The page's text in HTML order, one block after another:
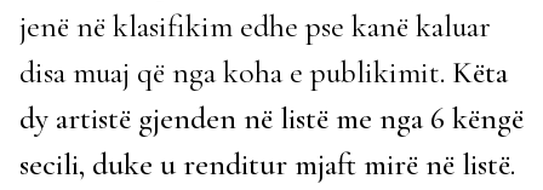
jenë në klasifikim edhe pse kanë kaluar
disa muaj që nga koha e publikimit. Këta
dy artistë gjenden në listë me nga 6 këngë
secili, duke u renditur mjaft mirë në listë.